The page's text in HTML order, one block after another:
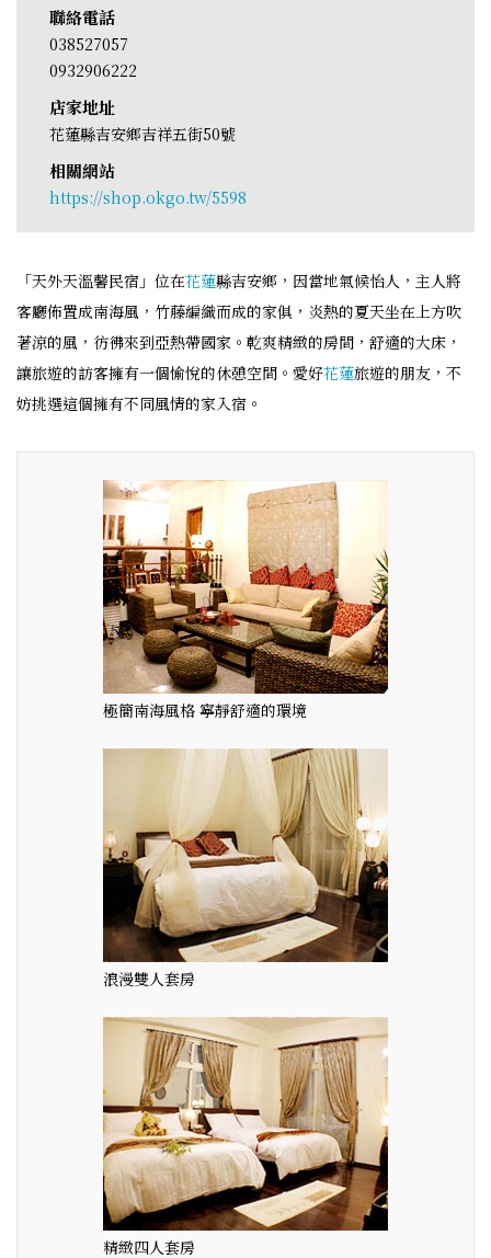
聯絡電話
038527057
0932906222
店家地址
花蓮縣吉安鄉吉祥五街50號
相關網站
https://shop.okgo.tw/5598
「天外天溫馨民宿」位在花蓮縣吉安鄉，因當地氣候怡人，主人將
客廳佈置成南海風，竹藤編織而成的家俱，炎熱的夏天坐在上方吹
著涼的風，彷彿來到亞熱帶國家。乾爽精緻的房間，舒適的大床，
讓旅遊的訪客擁有一個愉悅的休憩空間。愛好花蓮旅遊的朋友，不
妨挑選這個擁有不同風情的家入宿。
極簡南海風格 寧靜舒適的環境
浪漫雙人套房
精緻四人套房